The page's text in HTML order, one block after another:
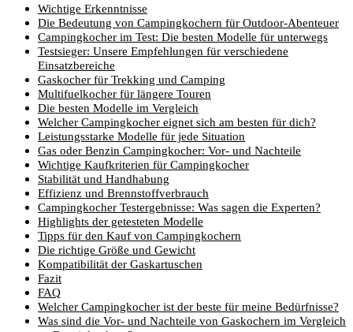
Wichtige Erkenntnisse
Die Bedeutung von Campingkochern für Outdoor-Abenteuer
Campingkocher im Test: Die besten Modelle für unterwegs
Testsieger: Unsere Empfehlungen für verschiedene
Einsatzbereiche
Gaskocher für Trekking und Camping
Multifuelkocher für längere Touren
Die besten Modelle im Vergleich
Welcher Campingkocher eignet sich am besten für dich?
Leistungsstarke Modelle für jede Situation
Gas oder Benzin Campingkocher: Vor- und Nachteile
Wichtige Kaufkriterien für Campingkocher
Stabilität und Handhabung
Effizienz und Brennstoffverbrauch
Campingkocher Testergebnisse: Was sagen die Experten?
Highlights der getesteten Modelle
Tipps für den Kauf von Campingkochern
Die richtige Größe und Gewicht
Kompatibilität der Gaskartuschen
Fazit
FAQ
Welcher Campingkocher ist der beste für meine Bedürfnisse?
Was sind die Vor- und Nachteile von Gaskochern im Vergleich